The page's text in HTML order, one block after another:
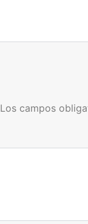
Los campos